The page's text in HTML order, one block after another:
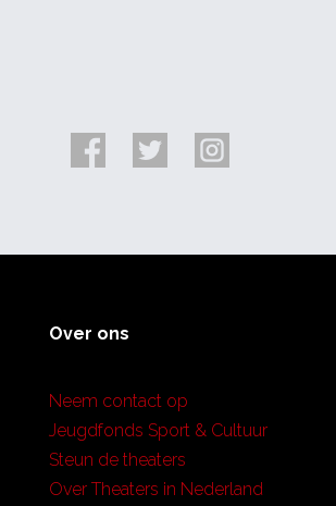
Over ons
Neem contact op
Jeugdfonds Sport & Cultuur
Steun de theaters
Over Theaters in Nederland